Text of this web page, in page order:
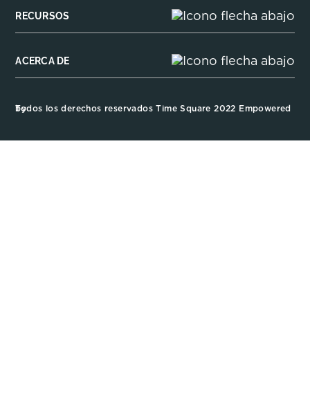
RECURSOS
ACERCA DE
Todos los derechos reservados Time Square 2022 Empowered by